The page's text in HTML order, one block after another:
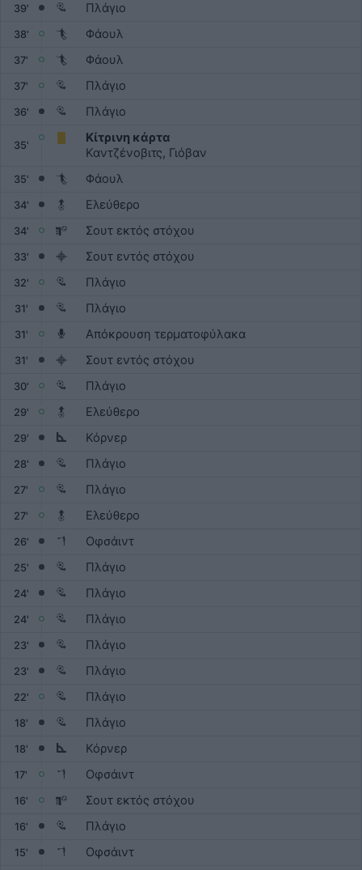
39' Πλάγιο
38' Φάουλ
37' Φάουλ
37' Πλάγιο
36' Πλάγιο
35'
Κίτρινη κάρτα
Καντζένοβιτς, Γιόβαν
35' Φάουλ
34' Ελεύθερο
34' Σουτ εκτός στόχου
33' Σουτ εντός στόχου
32' Πλάγιο
31' Πλάγιο
31' Απόκρουση τερματοφύλακα
31' Σουτ εντός στόχου
30' Πλάγιο
29' Ελεύθερο
29' Κόρνερ
28' Πλάγιο
27' Πλάγιο
27' Ελεύθερο
26' Οφσάιντ
25' Πλάγιο
24' Πλάγιο
24' Πλάγιο
23' Πλάγιο
23' Πλάγιο
22' Πλάγιο
18' Πλάγιο
18' Κόρνερ
17' Οφσάιντ
16' Σουτ εκτός στόχου
16' Πλάγιο
15' Οφσάιντ